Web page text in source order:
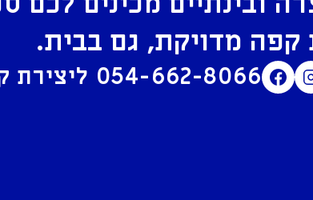
קפה מדויקת, גם בבית.
054-662-8066